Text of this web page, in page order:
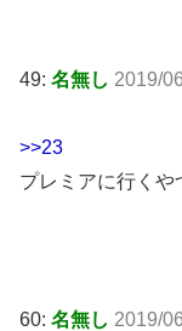
49: 名無し 2019/
>>23
プレミアに行くや
60: 名無し 2019/